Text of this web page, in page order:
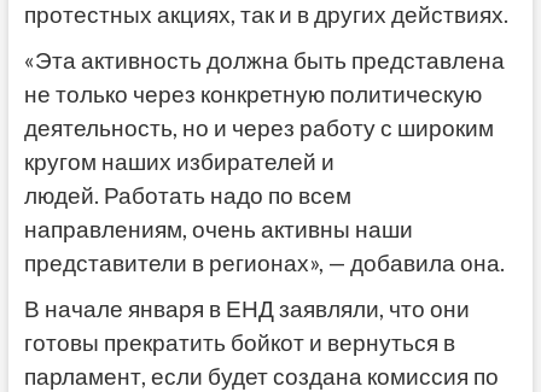
протестных акциях, так и в других действиях.
«Эта активность должна быть представлена ​​
не только через конкретную политическую
деятельность, но и через работу с широким
кругом наших избирателей и
людей. Работать надо по всем
направлениям, очень активны наши
представители в регионах», — добавила она.
В начале января в ЕНД заявляли, что они
готовы прекратить бойкот и вернуться в
парламент, если будет создана комиссия по